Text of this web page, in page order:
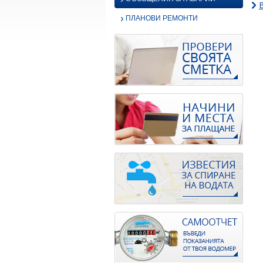
› ПЛАНОВИ РЕМОНТИ